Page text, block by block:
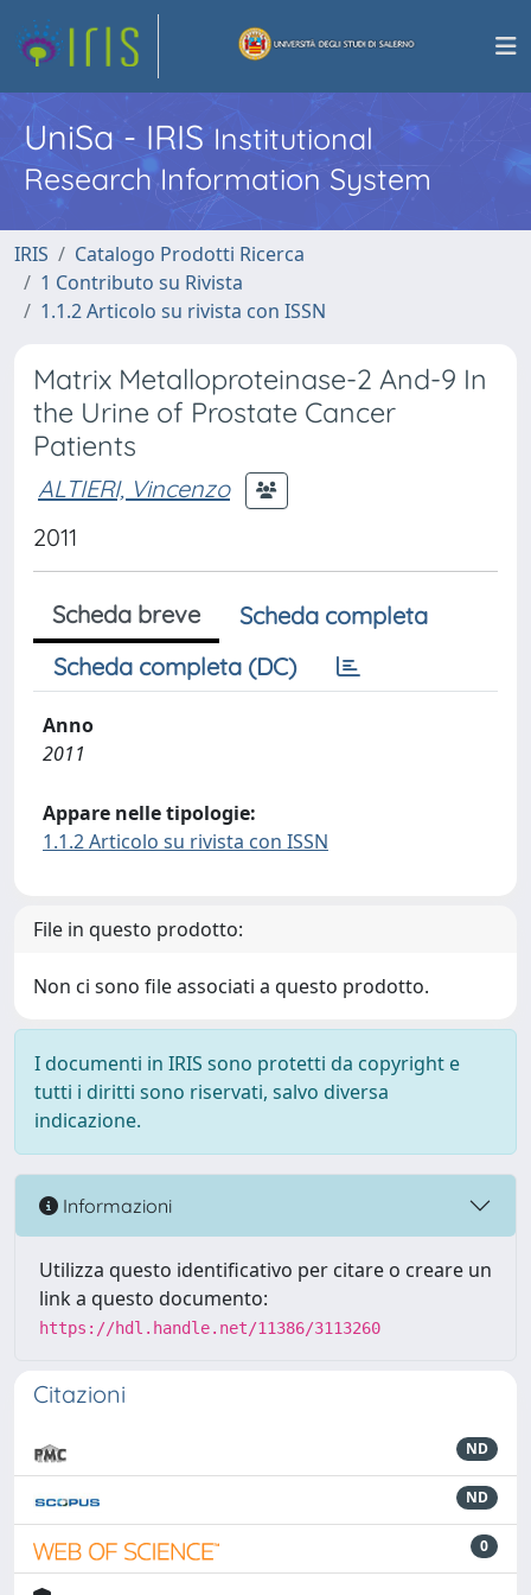
UniSa - IRISInstitutional
Research Information System
IRIS
Catalogo Prodotti Ricerca
1 Contributo su Rivista
1.1.2 Articolo su rivista con ISSN
Matrix Metalloproteinase-2 And-9 In
the Urine of Prostate Cancer
Patients
ALTIERI, Vincenzo
2011
Scheda breve
Scheda completa
Scheda completa (DC)
Anno
2011
Appare nelle tipologie:
1.1.2 Articolo su rivista con ISSN
File in questo prodotto:
Non ci sono file associati a questo prodotto.
I documenti in IRIS sono protetti da copyright e
tutti i diritti sono riservati, salvo diversa
indicazione.
Informazioni
Utilizza questo identificativo per citare o creare un
link a questo documento:
https://hdl.handle.net/11386/3113260
Citazioni
ND
ND
0